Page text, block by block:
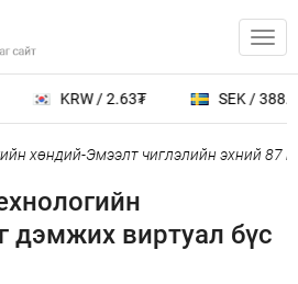
KRW / 2.63₮ SEK / 388.8₮
хөндий-Эмээлт чиглэлийн эхний 87
дэмжих виртуал бүс